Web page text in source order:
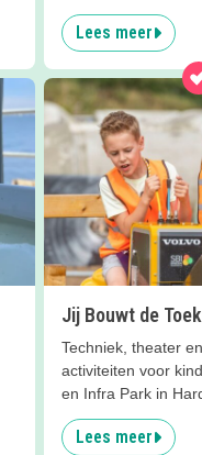
Lees meer
Jij Bouwt de
Techniek, theater
activiteiten voor
en Infra Park in
Lees meer